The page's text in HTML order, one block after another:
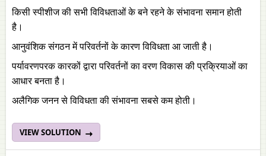
किसी स्पीशीज की सभी विविधताओं के बने रहने के संभावना समान होती
है।
आनुवंशिक संगठन में परिवर्तनों के कारण विविधता आ जाती है।
पर्यावरणपरक कारकों द्वारा परिवर्तनों का वरण विकास की प्रक्रियाओं का
आधार बनता है।
अलैगिक जनन से विविधता की संभावना सबसे कम होती।
VIEW SOLUTION